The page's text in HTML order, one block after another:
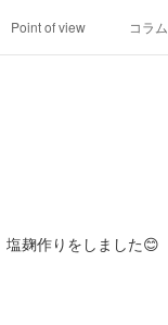
Point of view コラム
麹作りをしました😊